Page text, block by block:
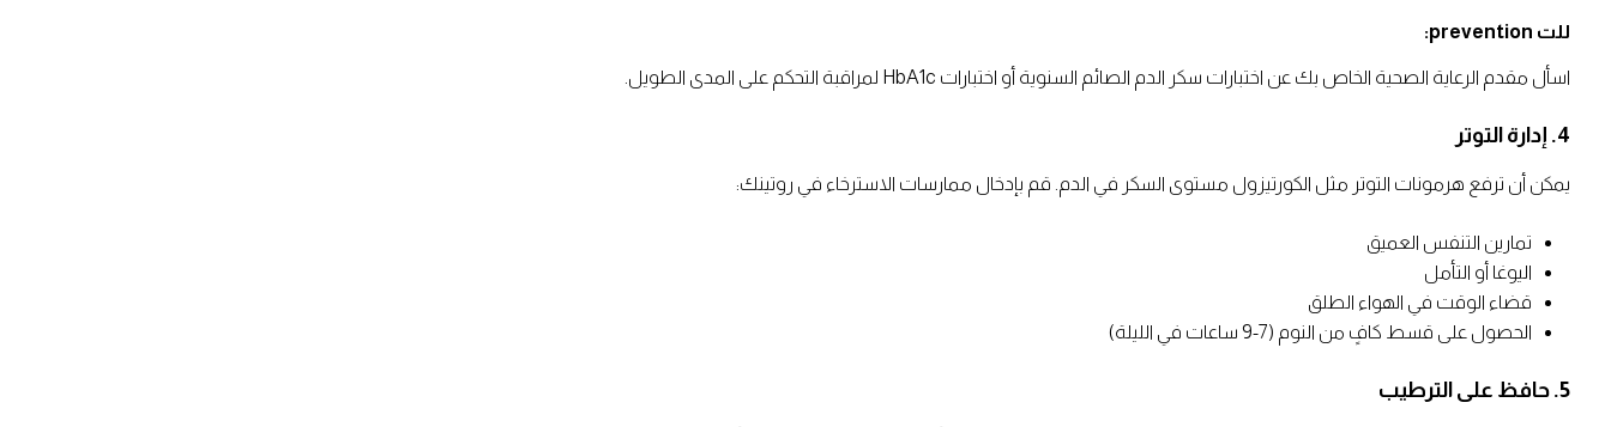
للت prevention:
اسأل مقدم الرعاية الصحية الخاص بك عن اختبارات سكر الدم الصائم السنوية أو اختبارات HbA1c لمراقبة التحكم على المدى الطويل.
4. إدارة التوتر
يمكن أن ترفع هرمونات التوتر مثل الكورتيزول مستوى السكر في الدم. قم بإدخال ممارسات الاسترخاء في روتينك:
تمارين التنفس العميق
اليوغا أو التأمل
قضاء الوقت في الهواء الطلق
الحصول على قسط كافٍ من النوم (7-9 ساعات في الليلة)
5. حافظ على الترطيب